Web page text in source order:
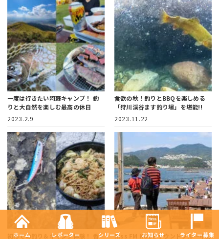
一度は行きたい阿蘇キャンプ！ 釣
りと大自然を楽しむ最高の休日
2023.2.9
食欲の秋！釣りとBBQを楽しめる
「狩川渓谷ます釣り場」を堪能!!
2023.11.22
初めての釣り＆キャンプ体験！ Kiss FM KOBE サウンドクルー中野
ホーム レポーター シリーズ お知らせ ライター募集